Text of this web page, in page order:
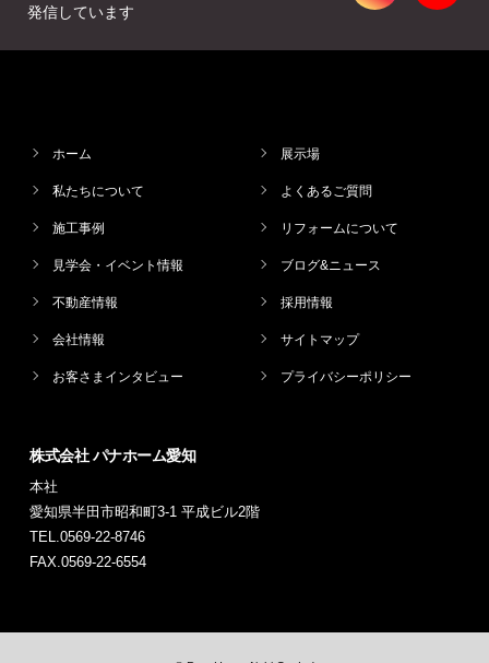
発信しています
ホーム 展示場
私たちについて よくあるご質問
施工事例 リフォームについて
見学会・イベント情報 ブログ&ニュース
不動産情報 採用情報
会社情報 サイトマップ
お客さまインタビュー プライバシーポリシー
株式会社 パナホーム愛知
本社
愛知県半田市昭和町3-1 平成ビル2階
TEL.0569-22-8746
FAX.0569-22-6554